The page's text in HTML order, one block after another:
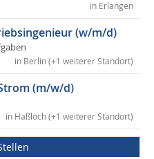
in Erlangen
(w/m/d)
in Berlin (+1 weiterer Standort)
(m/w/d)
in Haßloch (+1 weiterer Standort)